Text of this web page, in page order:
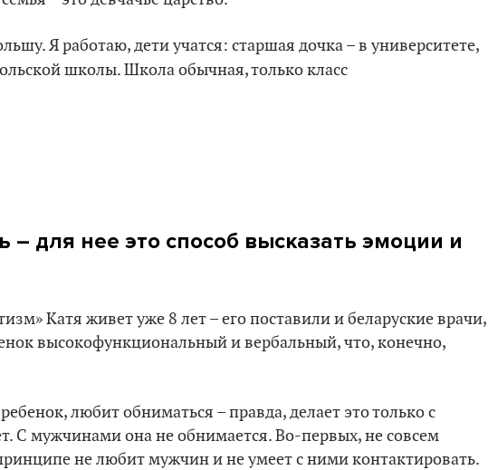
Я работаю, дети учатся: старшая дочка – в университете,
школы. Школа обычная, только класс
– для нее это способ высказать эмоции и
Катя живет уже 8 лет – его поставили и беларуские врачи,
высокофункциональный и вербальный, что, конечно,
любит обниматься – правда, делает это только с
С мужчинами она не обнимается. Во-первых, не совсем
не любит мужчин и не умеет с ними контактировать.